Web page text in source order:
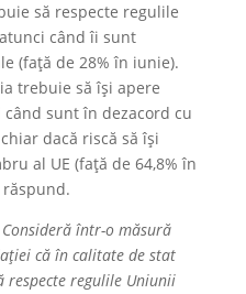
să respecte regulile
când îi sunt
(față de 28% în iunie).
trebuie să își apere
sunt în dezacord cu
dacă riscă să își
al UE (față de 64,8% în
într-o măsură
că în calitate de stat
respecte regulile Uniunii